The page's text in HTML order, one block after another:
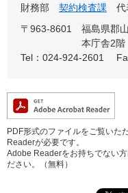
財務部 契約検査課
代
〒963-8601
福島県郡
本庁舎2階
Tel：024-924-2601
PDF形式のファイルをご覧いた
Readerが必要です。
Adobe Readerをお持ちでない
ださい。（無料）